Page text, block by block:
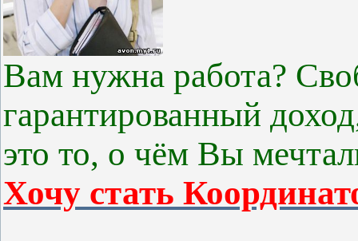
Вам нужна работа?
гарантированный
это то, о чём Вы
Хочу стать